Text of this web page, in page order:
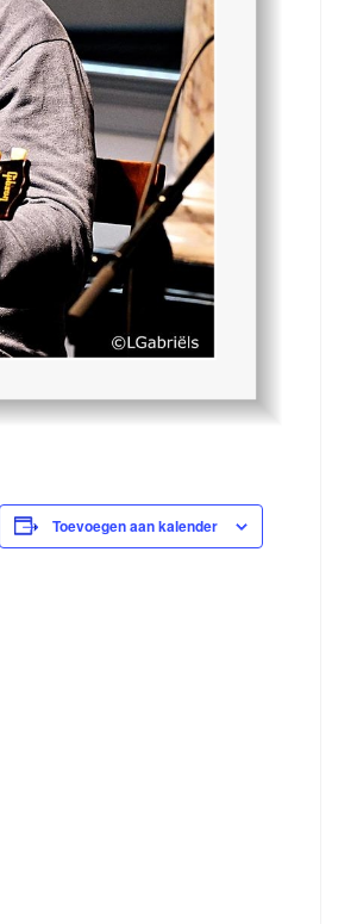
Toevoegen aan kalender